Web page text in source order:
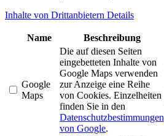
Inhalte von Drittanbietern Details
Name Beschreibung
Google
Maps
Die auf diesen Seiten
eingebetteten Inhalte von
Google Maps verwenden
zur Anzeige eine Reihe
von Cookies. Einzelheiten
finden Sie in den
Datenschutzbestimmungen
von Google.